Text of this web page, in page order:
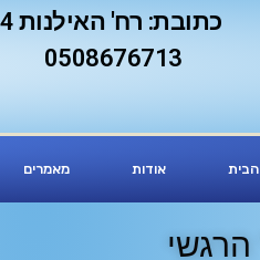
אודות מאמרים